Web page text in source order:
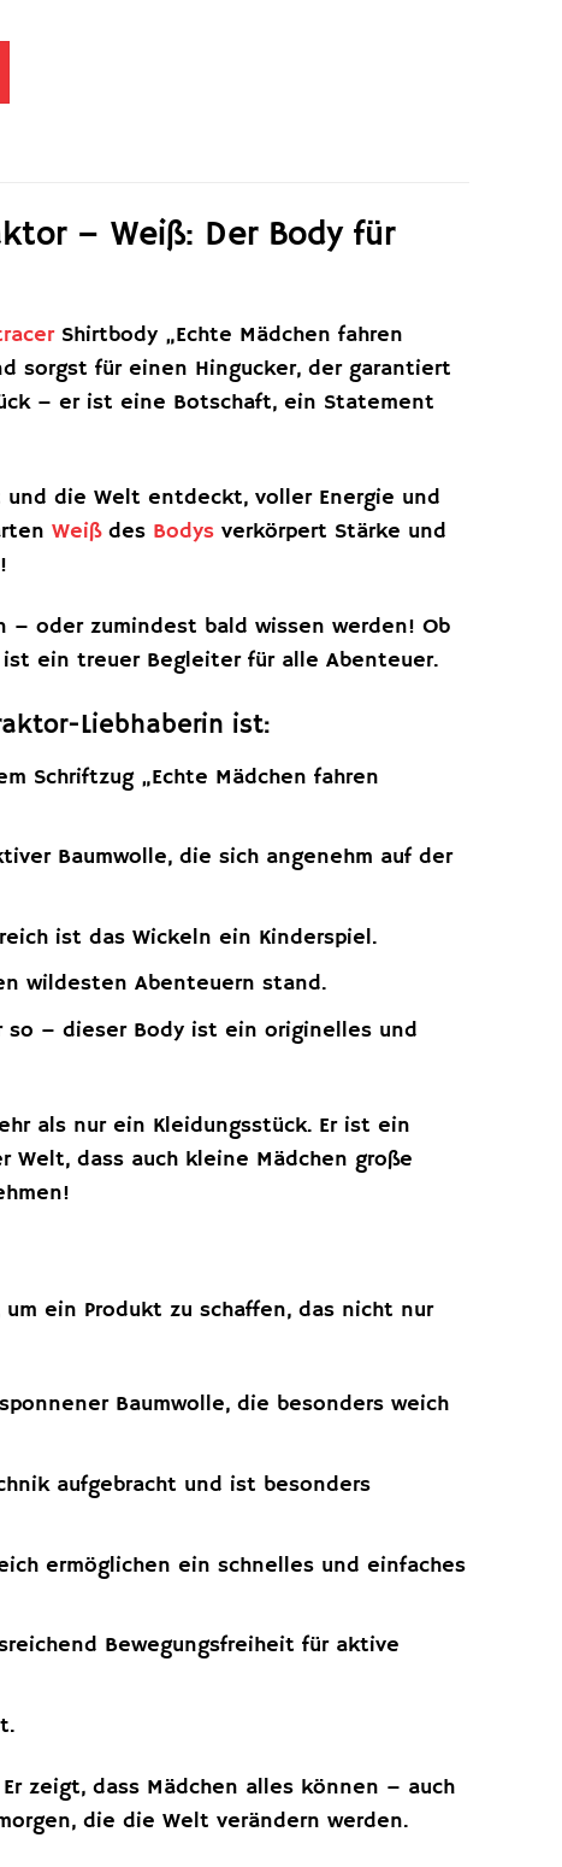
– Weiß: Der Body für
Shirtbody „Echte Mädchen fahren
sorgst für einen Hingucker, der garantiert
– er ist eine Botschaft, ein Statement
die Welt entdeckt, voller Energie und
Weißdes Bodys verkörpert Stärke und
oder zumindest bald wissen werden! Ob
ist ein treuer Begleiter für alle Abenteuer.
Liebhaberin ist:
Schriftzug „Echte Mädchen fahren
Baumwolle, die sich angenehm auf der
ist das Wickeln ein Kinderspiel.
wildesten Abenteuern stand.
so – dieser Body ist ein originelles und
als nur ein Kleidungsstück. Er ist ein
Welt, dass auch kleine Mädchen große
ein Produkt zu schaffen, das nicht nur
Baumwolle, die besonders weich
aufgebracht und ist besonders
ermöglichen ein schnelles und einfaches
Bewegungsfreiheit für aktive
zeigt, dass Mädchen alles können – auch
die die Welt verändern werden.